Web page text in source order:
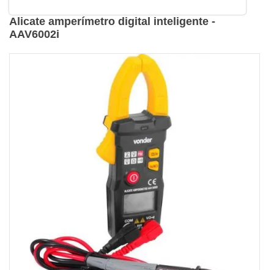
Alicate amperímetro digital inteligente -
AAV6002i